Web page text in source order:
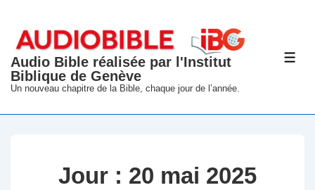
passer
contenu
principal
Audio Bible réalisée par l'Institut
Biblique de Genève
Un nouveau chapitre de la Bible, chaque jour de l’année.
Jour : 20 mai 2025